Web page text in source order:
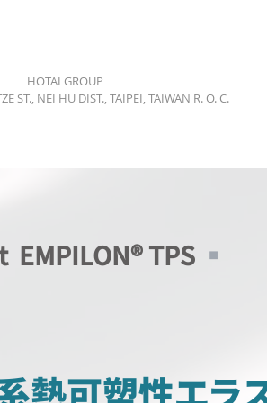
HOTAI GROUP
ST., NEI HU DIST., TAIPEI, TAIWAN R. O. C.
EMPILON® TPS▪